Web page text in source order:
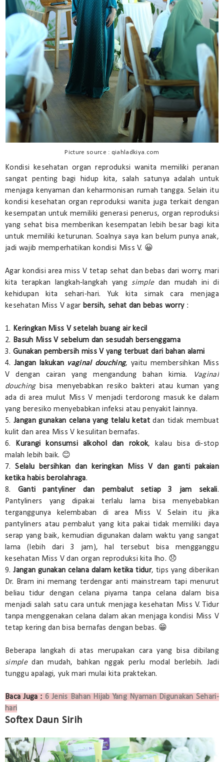
Picture source : qiahladkiya.com
Kondisi kesehatan organ reproduksi wanita memiliki peranan
sangat penting bagi hidup kita, salah satunya adalah untuk
menjaga kenyaman dan keharmonisan rumah tangga. Selain itu
kondisi kesehatan organ reproduksi wanita juga terkait dengan
kesempatan untuk memiliki generasi penerus, organ reproduksi
yang sehat bisa memberikan kesempatan lebih besar bagi kita
untuk memiliki keturunan. Soalnya saya kan belum punya anak,
jadi wajib memperhatikan kondisi Miss V. 😀
Agar kondisi area miss V tetap sehat dan bebas dari worry, mari
kita terapkan langkah-langkah yang simple dan mudah ini di
kehidupan kita sehari-hari. Yuk kita simak cara menjaga
kesehatan Miss V agar bersih, sehat dan bebas worry :
1. Keringkan Miss V setelah buang air kecil
2. Basuh Miss V sebelum dan sesudah bersenggama
3. Gunakan pembersih miss V yang terbuat dari bahan alami
4. Jangan lakukan vaginal douching, yaitu membersihkan Miss
V dengan cairan yang mengandung bahan kimia.
Vaginal
douchingbisa menyebabkan resiko bakteri atau kuman yang
ada di area mulut Miss V menjadi terdorong masuk ke dalam
yang beresiko menyebabkan infeksi atau penyakit lainnya.
5.Jangan gunakan celana yang telalu ketatdan tidak membuat
kulit dan area Miss V kesulitan bernafas.
6.
Kurangi konsumsi alkohol dan rokok, kalau bisa di-stop
malah lebih baik. 😊
7.Selalu bersihkan dan keringkan Miss V dan ganti pakaian
ketika habis berolahraga.
8. Ganti pantyliner dan pembalut setiap 3 jam sekali.
Pantyliners yang dipakai terlalu lama bisa menyebabkan
terganggunya kelembaban di area Miss V. Selain itu jika
pantyliners atau pembalut yang kita pakai tidak memiliki daya
serap yang baik, kemudian digunakan dalam waktu yang sangat
lama (lebih dari 3 jam), hal tersebut bisa mengganggu
kesehatan Miss V dan organ reproduksi kita lho. 😞
9.Jangan gunakan celana dalam ketika tidur, tips yang diberikan
Dr. Bram ini memang terdengar anti mainstream tapi menurut
beliau tidur dengan celana piyama tanpa celana dalam bisa
menjadi salah satu cara untuk menjaga kesehatan Miss V. Tidur
tanpa menggenakan celana dalam akan menjaga kondisi Miss V
tetap kering dan bisa bernafas dengan bebas. 😁
Beberapa langkah di atas merupakan cara yang bisa dibilang
simpledan mudah, bahkan nggak perlu modal berlebih. Jadi
tunggu apalagi, yuk mari mulai kita praktekan.
Baca Juga : 6 Jenis Bahan Hijab Yang Nyaman Digunakan Sehari-
hari
Softex Daun Sirih